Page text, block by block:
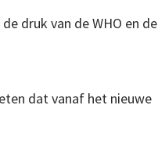
druk van de WHO en de
dat vanaf het nieuwe